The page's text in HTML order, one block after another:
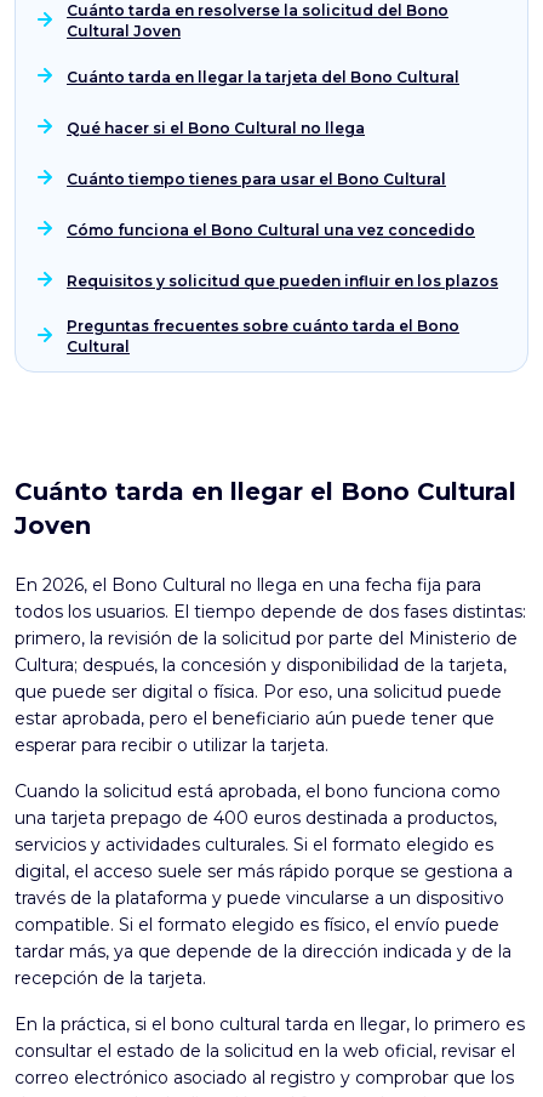
Cuánto tarda en resolverse la solicitud del Bono
Cultural Joven
Cuánto tarda en llegar la tarjeta del Bono Cultural
Qué hacer si el Bono Cultural no llega
Cuánto tiempo tienes para usar el Bono Cultural
Cómo funciona el Bono Cultural una vez concedido
Requisitos y solicitud que pueden influir en los plazos
Preguntas frecuentes sobre cuánto tarda el Bono
Cultural
Cuánto tarda en llegar el Bono Cultural
Joven
En 2026, el Bono Cultural no llega en una fecha fija para
todos los usuarios. El tiempo depende de dos fases distintas:
primero, la revisión de la solicitud por parte del Ministerio de
Cultura; después, la concesión y disponibilidad de la tarjeta,
que puede ser digital o física. Por eso, una solicitud puede
estar aprobada, pero el beneficiario aún puede tener que
esperar para recibir o utilizar la tarjeta.
Cuando la solicitud está aprobada, el bono funciona como
una tarjeta prepago de 400 euros destinada a productos,
servicios y actividades culturales. Si el formato elegido es
digital, el acceso suele ser más rápido porque se gestiona a
través de la plataforma y puede vincularse a un dispositivo
compatible. Si el formato elegido es físico, el envío puede
tardar más, ya que depende de la dirección indicada y de la
recepción de la tarjeta.
En la práctica, si el bono cultural tarda en llegar, lo primero es
consultar el estado de la solicitud en la web oficial, revisar el
correo electrónico asociado al registro y comprobar que los